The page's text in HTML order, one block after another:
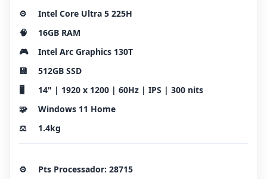
⚙️
Intel Core Ultra 5 225H
🧠
16GB RAM
🎮
Intel Arc Graphics 130T
💾
512GB SSD
🖥️
14" | 1920 x 1200 | 60Hz | IPS | 300 nits
🧩
Windows 11 Home
⚖️
1.4kg
⚙️
Pts Processador: 28715